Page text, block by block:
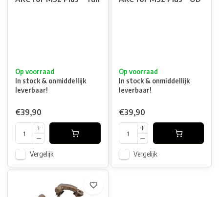
Op voorraad
In stock & onmiddellijk
leverbaar!
€39,90
Vergelijk
Op voorraad
In stock & onmiddellijk
leverbaar!
€39,90
Vergelijk